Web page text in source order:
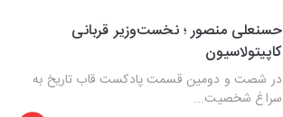
حسنعلی منصور ؛ نخست‌وزیر قربانی
کاپیتولاسیون
در شصت و دومین قسمت پادکست قاب تاریخ به
سراغ شخصیت...